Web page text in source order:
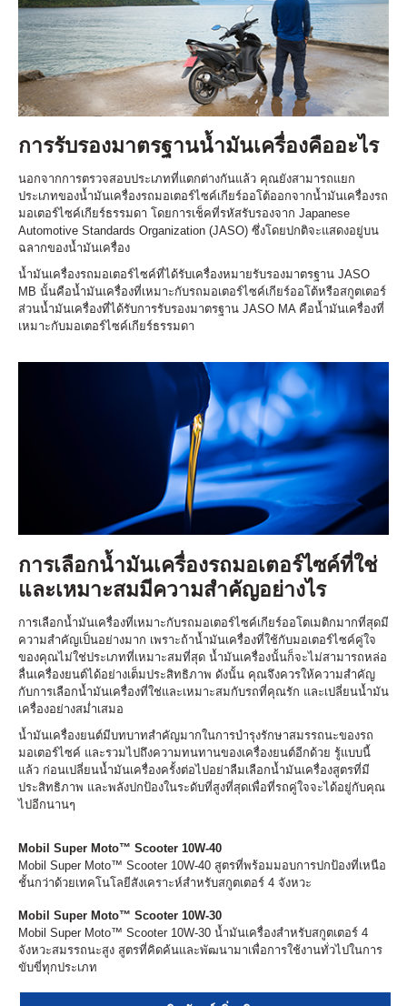
การรับรองมาตรฐานน้ำมันเครื่องคืออะไร
นอกจากการตรวจสอบประเภทที่แตกต่างกันแล้ว คุณยังสามารถแยก
ประเภทของน้ำมันเครื่องรถมอเตอร์ไซค์เกียร์ออโต้ออกจากน้ำมันเครื่องรถ
มอเตอร์ไซค์เกียร์ธรรมดา โดยการเช็คที่รหัสรับรองจาก Japanese
Automotive Standards Organization (JASO) ซึ่งโดยปกติจะแสดงอยู่บน
ฉลากของน้ำมันเครื่อง
น้ำมันเครื่องรถมอเตอร์ไซค์ที่ได้รับเครื่องหมายรับรองมาตรฐาน JASO
MB นั้นคือน้ำมันเครื่องที่เหมาะกับรถมอเตอร์ไซค์เกียร์ออโต้หรือสกูตเตอร์
ส่วนน้ำมันเครื่องที่ได้รับการรับรองมาตรฐาน JASO MA คือน้ำมันเครื่องที่
เหมาะกับมอเตอร์ไซค์เกียร์ธรรมดา
การเลือกน้ำมันเครื่องรถมอเตอร์ไซค์ที่ใช่
และเหมาะสมมีความสำคัญอย่างไร
การเลือกน้ำมันเครื่องที่เหมาะกับรถมอเตอร์ไซค์เกียร์ออโตเมติกมากที่สุดมี
ความสำคัญเป็นอย่างมาก เพราะถ้าน้ำมันเครื่องที่ใช้กับมอเตอร์ไซค์คู่ใจ
ของคุณไม่ใช่ประเภทที่เหมาะสมที่สุด น้ำมันเครื่องนั้นก็จะไม่สามารถหล่อ
ลื่นเครื่องยนต์ได้อย่างเต็มประสิทธิภาพ ดังนั้น คุณจึงควรให้ความสำคัญ
กับการเลือกน้ำมันเครื่องที่ใช่และเหมาะสมกับรถที่คุณรัก และเปลี่ยนน้ำมัน
เครื่องอย่างสม่ำเสมอ
น้ำมันเครื่องยนต์มีบทบาทสำคัญมากในการบำรุงรักษาสมรรถนะของรถ
มอเตอร์ไซค์ และรวมไปถึงความทนทานของเครื่องยนต์อีกด้วย รู้แบบนี้
แล้ว ก่อนเปลี่ยนน้ำมันเครื่องครั้งต่อไปอย่าลืมเลือกน้ำมันเครื่องสูตรที่มี
ประสิทธิภาพ และพลังปกป้องในระดับที่สูงที่สุดเพื่อที่รถคู่ใจจะได้อยู่กับคุณ
ไปอีกนานๆ
Mobil Super Moto™ Scooter 10W-40
Mobil Super Moto™ Scooter 10W-40 สูตรที่พร้อมมอบการปกป้องที่เหนือ
ชั้นกว่าด้วยเทคโนโลยีสังเคราะห์สำหรับสกูตเตอร์ 4 จังหวะ
Mobil Super Moto™ Scooter 10W-30
Mobil Super Moto™ Scooter 10W-30 น้ำมันเครื่องสำหรับสกูตเตอร์ 4
จังหวะสมรรถนะสูง สูตรที่คิดค้นและพัฒนามาเพื่อการใช้งานทั่วไปในการ
ขับขี่ทุกประเภท